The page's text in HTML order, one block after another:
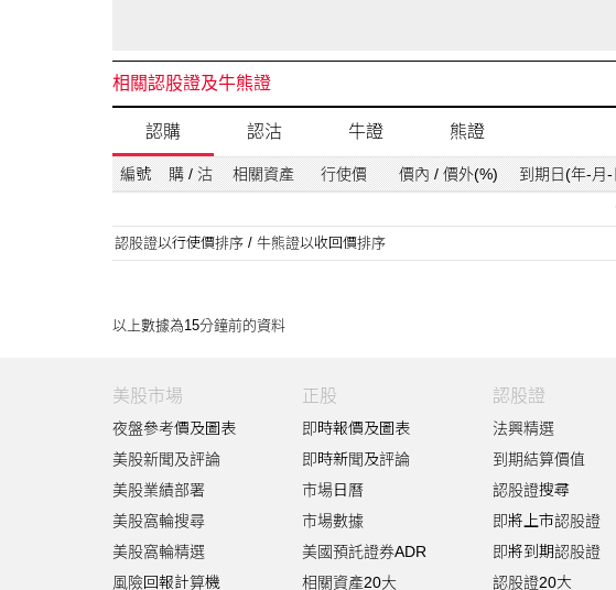
相關認股證及牛熊證
認購 認沽 牛證 熊證
編號 購 / 沽 相關資產 行使價 價內 / 價外(%) 到期日(年-月-
認股證以行使價排序 / 牛熊證以收回價排序
以上數據為15分鐘前的資料
美股市場
夜盤參考價及圖表
美股新聞及評論
美股業績部署
美股窩輪搜尋
美股窩輪精選
風險回報計算機
正股
即時報價及圖表
即時新聞及評論
市場日曆
市場數據
美國預託證券ADR
相關資產20大
認股證
法興精選
到期結算價值
認股證搜尋
即將上市認股證
即將到期認股證
認股證20大